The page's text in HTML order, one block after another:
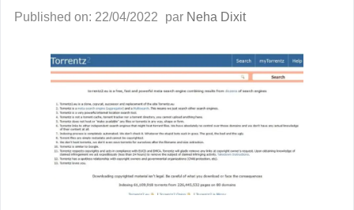
Published on: 22/04/2022 par Neha Dixit